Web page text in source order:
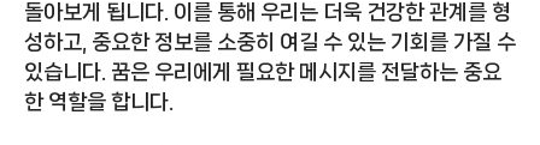
돌아보게 됩니다. 이를 통해 우리는 더욱 건강한 관계를 형
성하고, 중요한 정보를 소중히 여길 수 있는 기회를 가질 수
있습니다. 꿈은 우리에게 필요한 메시지를 전달하는 중요
한 역할을 합니다.